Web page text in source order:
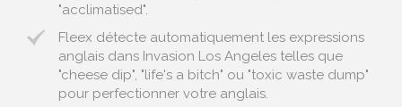
"acclimatised".
Fleex détecte automatiquement les expressions
anglais dans Invasion Los Angeles telles que
"cheese dip", "life's a bitch" ou "toxic waste dump"
pour perfectionner votre anglais.